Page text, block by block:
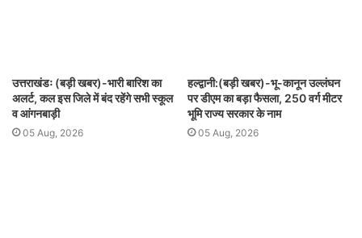
उत्तराखंडः (बड़ी खबर)-भारी बारिश का
अलर्ट, कल इस जिले में बंद रहेंगे सभी स्कूल
व आंगनबाड़ी
05 Aug, 2026
हल्द्वानी:(बड़ी खबर)-भू-कानून उल्लंघन
पर डीएम का बड़ा फैसला, 250 वर्ग मीटर
भूमि राज्य सरकार के नाम
05 Aug, 2026